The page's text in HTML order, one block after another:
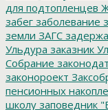
для подтопленцев
забег заболевание
земли ЗАГС
Ульдура заказник
Собрание
законороект
пенсионных
школу заповедник